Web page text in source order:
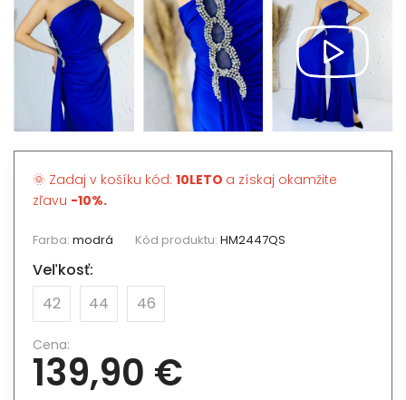
🌞 Zadaj v košíku kód: 10LETO a získaj okamžite
zľavu -10%.
Farba: modrá Kód produktu: HM2447QS
Veľkosť:
42
44 46
Cena:
139,90 €